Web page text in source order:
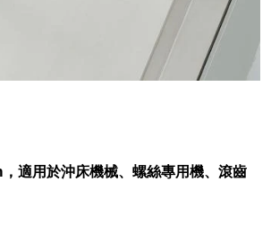
適用於沖床機械、螺絲專用機、滾齒